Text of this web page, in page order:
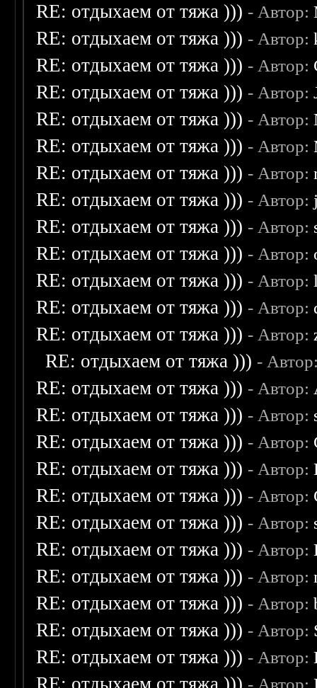
RE: отдыхаем от тяжа ))) - Автор:
RE: отдыхаем от тяжа ))) - Автор:
RE: отдыхаем от тяжа ))) - Автор:
RE: отдыхаем от тяжа ))) - Автор:
RE: отдыхаем от тяжа ))) - Автор:
RE: отдыхаем от тяжа ))) - Автор:
RE: отдыхаем от тяжа ))) - Автор:
RE: отдыхаем от тяжа ))) - Автор:
RE: отдыхаем от тяжа ))) - Автор:
RE: отдыхаем от тяжа ))) - Автор:
RE: отдыхаем от тяжа ))) - Автор:
RE: отдыхаем от тяжа ))) - Автор:
RE: отдыхаем от тяжа ))) - Автор:
RE: отдыхаем от тяжа ))) -
RE: отдыхаем от тяжа ))) - Автор:
RE: отдыхаем от тяжа ))) - Автор:
RE: отдыхаем от тяжа ))) - Автор:
RE: отдыхаем от тяжа ))) - Автор:
RE: отдыхаем от тяжа ))) - Автор:
RE: отдыхаем от тяжа ))) - Автор:
RE: отдыхаем от тяжа ))) - Автор:
RE: отдыхаем от тяжа ))) - Автор:
RE: отдыхаем от тяжа ))) - Автор:
RE: отдыхаем от тяжа ))) - Автор:
RE: отдыхаем от тяжа ))) - Автор:
- Автор: